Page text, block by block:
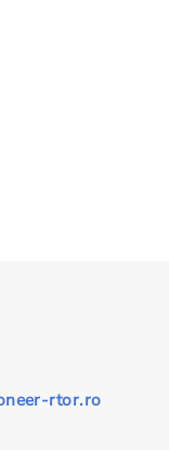
rtor.ro